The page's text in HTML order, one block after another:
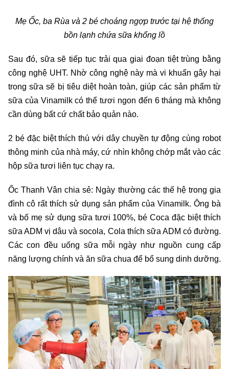
Mẹ Ốc, ba Rùa và 2 bé choáng ngợp trước tại hệ thống
bồn lạnh chứa sữa khổng lồ
Sau đó, sữa sẽ tiếp tục trải qua giai đoạn tiệt trùng bằng
công nghệ UHT. Nhờ công nghệ này mà vi khuẩn gây hại
trong sữa sẽ bị tiêu diệt hoàn toàn, giúp các sản phẩm từ
sữa của Vinamilk có thể tươi ngon đến 6 tháng mà không
cần dùng bất cứ chất bảo quản nào.
2 bé đặc biệt thích thú với dây chuyền tự động cùng robot
thông minh của nhà máy, cứ nhìn không chớp mắt vào các
hộp sữa tươi liên tục chạy ra.
Ốc Thanh Vân chia sẻ: Ngày thường các thế hệ trong gia
đình cô rất thích sử dụng sản phẩm của Vinamilk. Ông bà
và bố mẹ sử dụng sữa tươi 100%, bé Coca đặc biệt thích
sữa ADM vị dâu và socola, Cola thích sữa ADM có đường.
Các con đều uống sữa mỗi ngày như nguồn cung cấp
năng lượng chính và ăn sữa chua để bổ sung dinh dưỡng.